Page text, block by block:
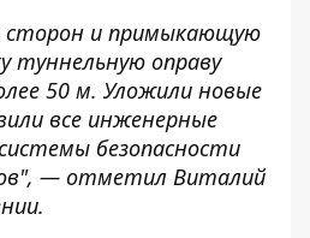
сторон и примыкающую
туннельную оправу
50 м. Уложили новые
все инженерные
безопасности
— отметил Виталий